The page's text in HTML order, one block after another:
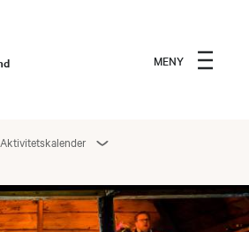
MENY
Aktivitetskalender